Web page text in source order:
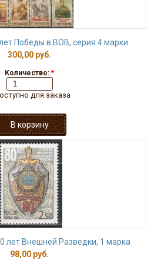
Победы в ВОВ, серия 4 марки
300,00 руб.
Количество: *
для заказа
лет Внешней Разведки, 1 марка
98,00 руб.